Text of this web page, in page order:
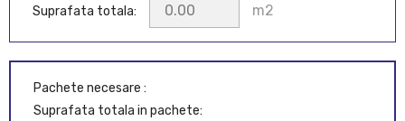
Suprafata totala: m2
Pachete necesare :
Suprafata totala in pachete: